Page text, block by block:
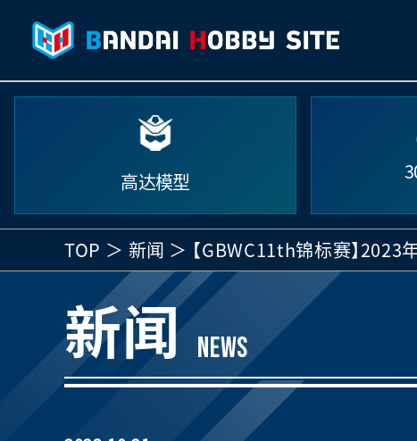
高达模型
TOP 新闻 【GBWC11th锦标赛】
新闻 NEWS